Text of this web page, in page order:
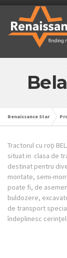
Renaissance Star
Tractorul cu roţi
situat in clasa de
destinat pentru
montate, semi-
poate fi, de
buldozere,
de transport
îndeplinesc